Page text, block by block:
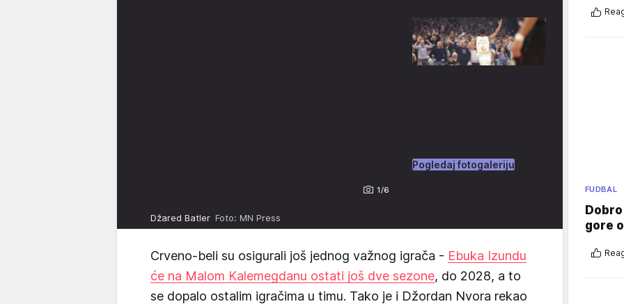
1/6
Pogledaj fotogaleriju
Džared Batler Foto: MN Press
Crveno-beli su osigurali još jednog važnog igrača - Ebuka Izundu
će na Malom Kalemegdanu ostati još dve sezone, do 2028, a to
se dopalo ostalim igračima u timu. Tako je i Džordan Nvora rekao
FUDBAL
gore